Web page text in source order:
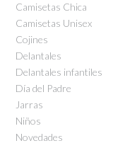
Camisetas Chica
Camisetas Unisex
Cojines
Delantales
Delantales infantiles
Día del Padre
Jarras
Niños
Novedades